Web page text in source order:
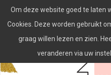
naar
inhoud
Om deze website goed te laten
Cookies. Deze worden gebruikt
graag willen lezen en zien.
veranderen via uw